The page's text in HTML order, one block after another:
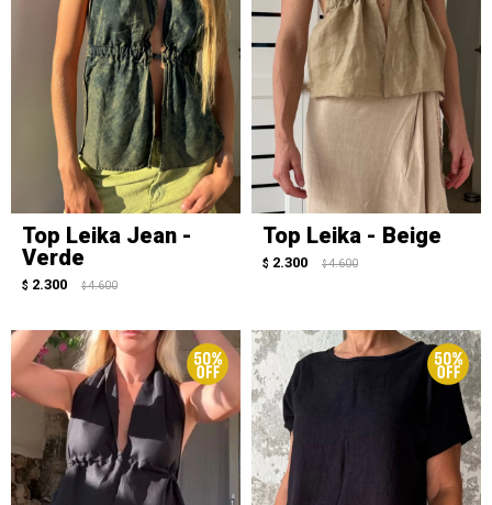
Top Leika Jean -
Verde
$ 2.300 $ 4.600
Top Leika - Beige
$ 2.300 $ 4.600